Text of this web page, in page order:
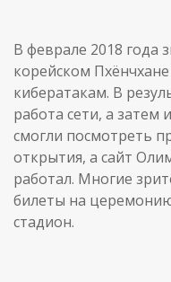
В феврале 2018 года
корейском
кибератакам. В
работа сети, а затем
смогли посмотреть
открытия, а сайт
работал. Многие
билеты на
стадион.